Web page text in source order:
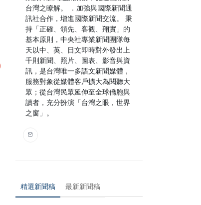
台灣之瞭解。 ．加強與國際新聞通
訊社合作，增進國際新聞交流。 秉
持「正確、領先、客觀、翔實」的
基本原則，中央社專業新聞團隊每
天以中、英、日文即時對外發出上
千則新聞、照片、圖表、影音與資
訊，是台灣唯一多語文新聞媒體，
服務對象從媒體客戶擴大為閱聽大
眾；從台灣民眾延伸至全球僑胞與
讀者，充分扮演「台灣之眼，世界
之窗」。
精選新聞稿 最新新聞稿